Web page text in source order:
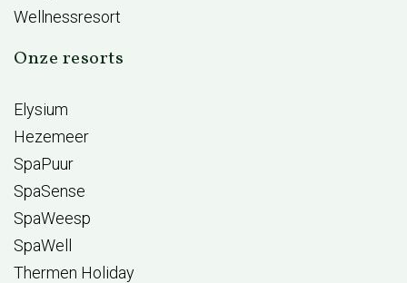
Wellnessresort
Onze resorts
Elysium
Hezemeer
SpaPuur
SpaSense
SpaWeesp
SpaWell
Thermen Holiday